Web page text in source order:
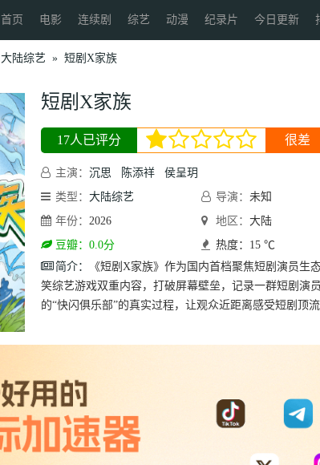
首页 电影 连续剧 综艺 动漫 纪录片 今日更新
大陆综艺 » 短剧X家族
短剧X家族
17人已评分 很差
主演： 沉思 陈添祥
侯呈玥
类型： 大陆综艺 导演： 未知
年份： 2026 地区： 大陆
豆瓣：0.0分
热度：15 ℃
简介：
《短剧X家族》作为国内首档聚焦短剧演员生
笑综艺游戏双重内容，打破屏幕壁垒，记录一群短剧演
的“快闪俱乐部”的真实过程，让观众近距离感受短剧顶